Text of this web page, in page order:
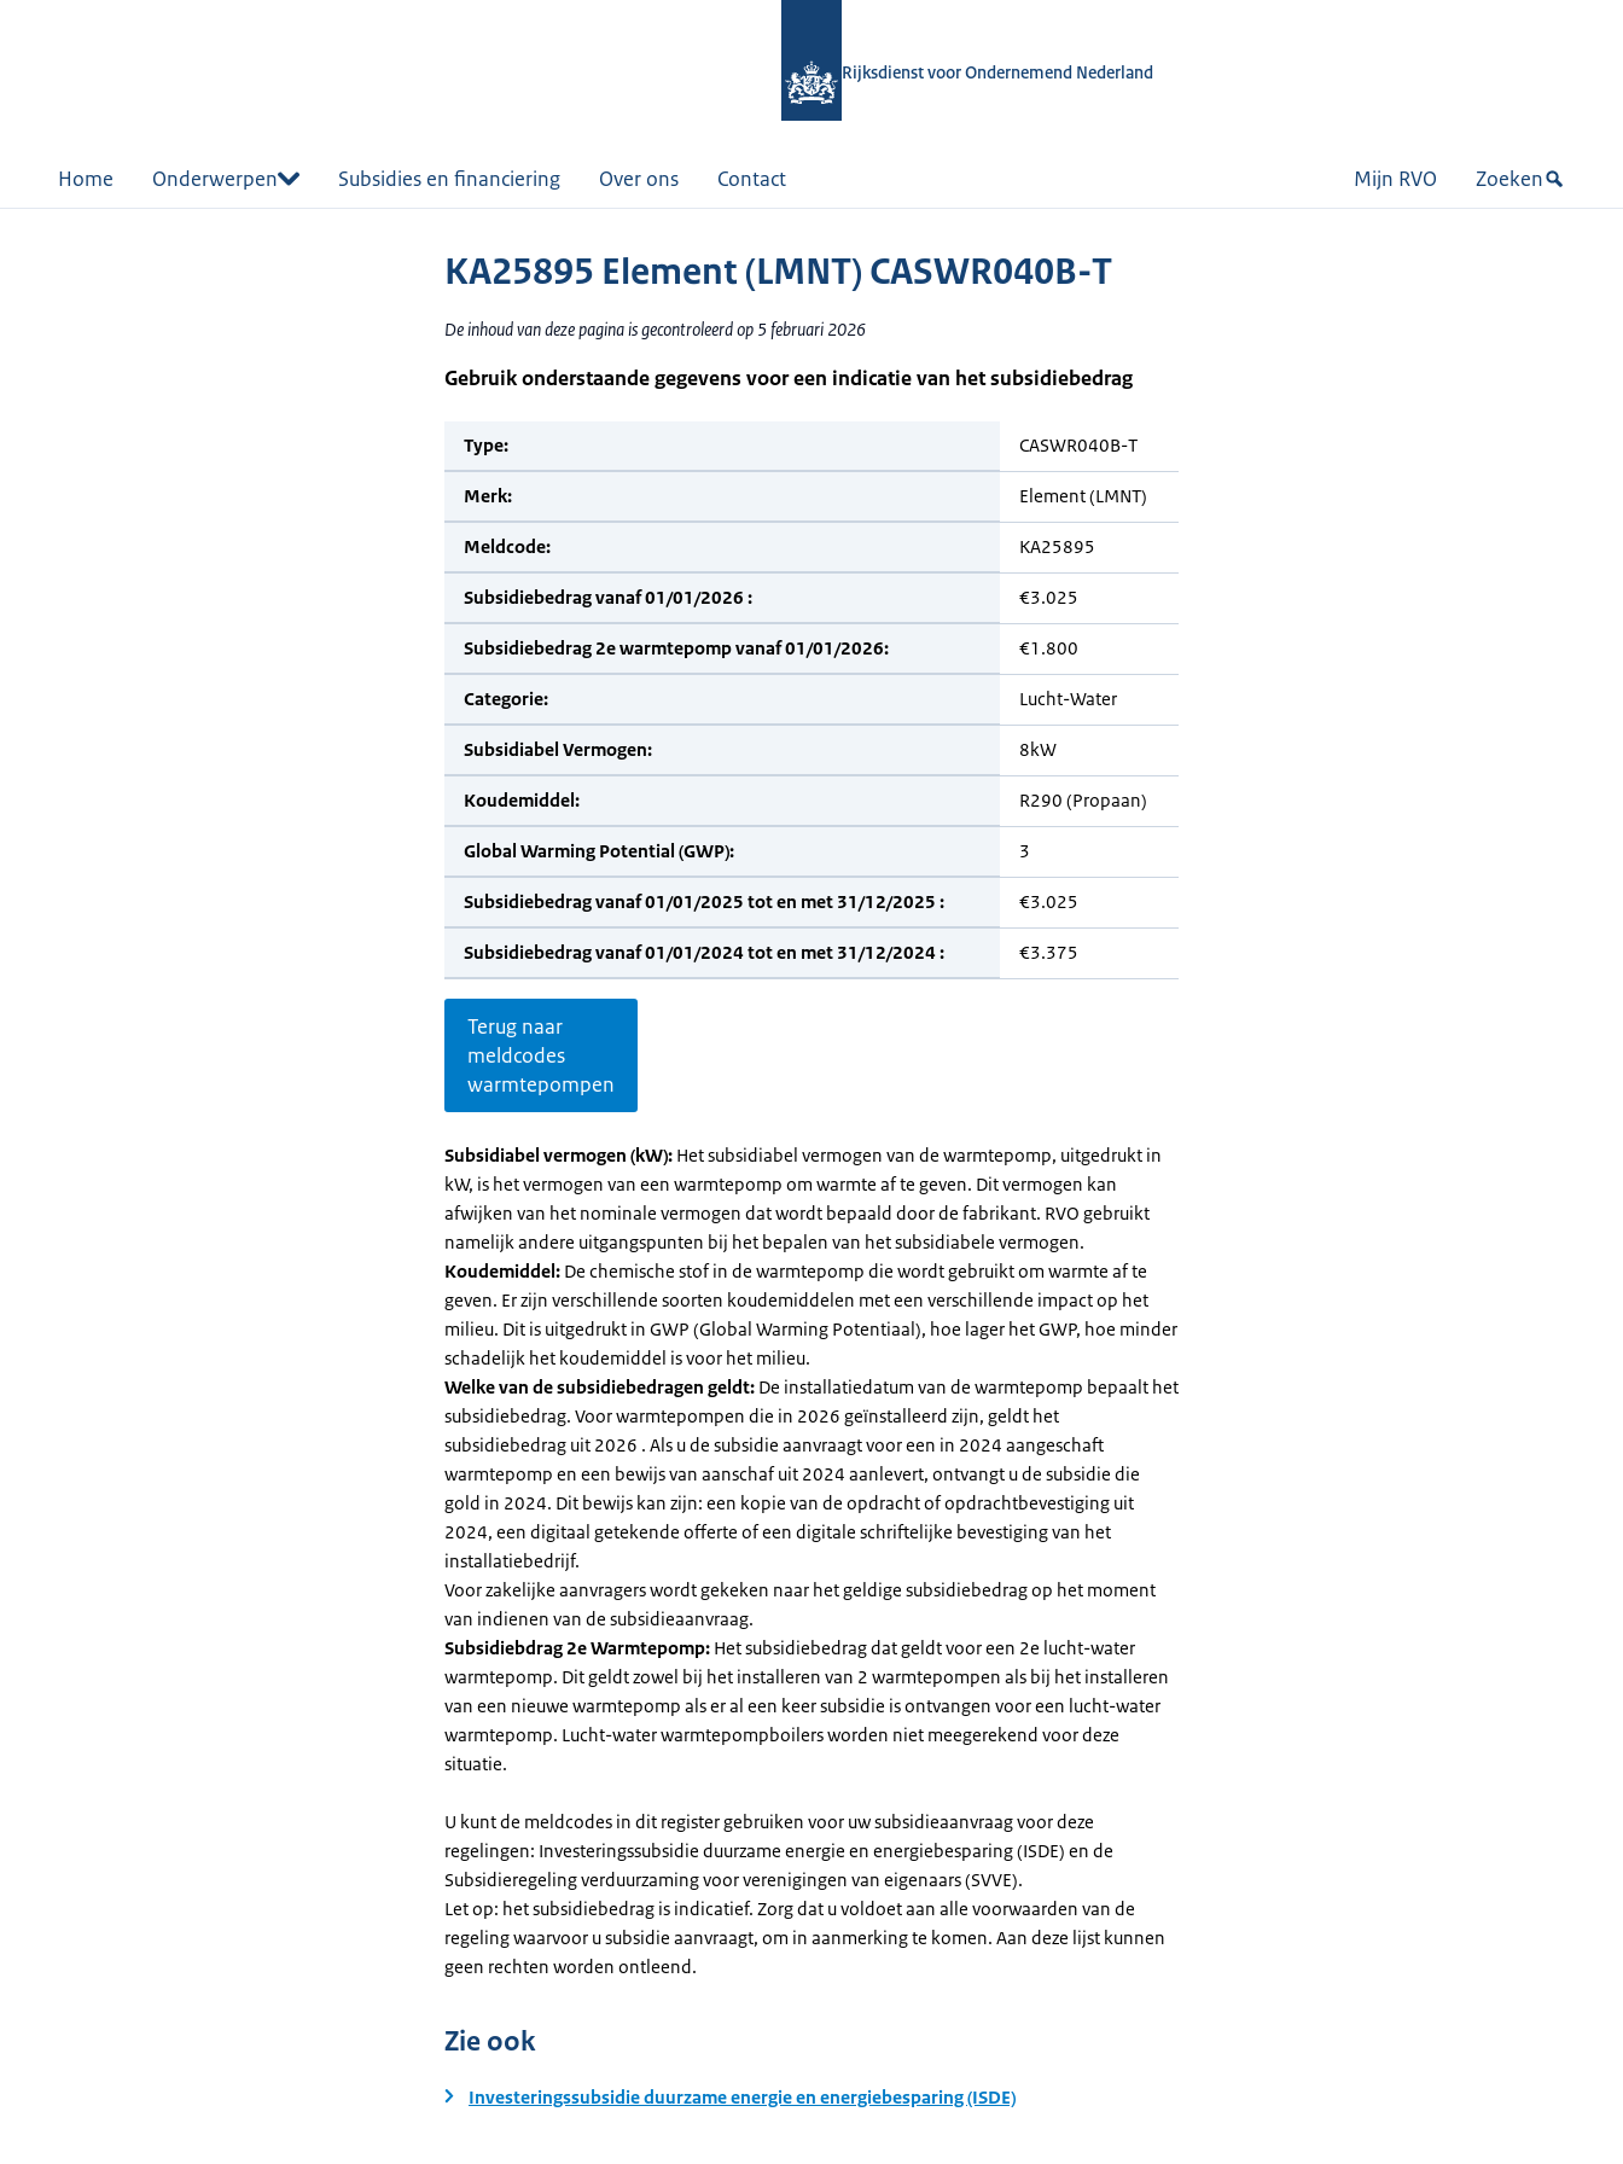
Rijksdienst voor Ondernemend Nederland
Home Onderwerpen Subsidies en financiering Over ons Contact Mijn RVO Zoeken
KA25895 Element (LMNT) CASWR040B-T
De inhoud van deze pagina is gecontroleerd op 5 februari 2026
Gebruik onderstaande gegevens voor een indicatie van het subsidiebedrag
Type: CASWR040B-T
Merk: Element (LMNT)
Meldcode: KA25895
Subsidiebedrag vanaf 01/01/2026 : €3.025
Subsidiebedrag 2e warmtepomp vanaf 01/01/2026: €1.800
Categorie: Lucht-Water
Subsidiabel Vermogen: 8kW
Koudemiddel: R290 (Propaan)
Global Warming Potential (GWP): 3
Subsidiebedrag vanaf 01/01/2025 tot en met 31/12/2025 : €3.025
Subsidiebedrag vanaf 01/01/2024 tot en met 31/12/2024 : €3.375
Terug naar
meldcodes
warmtepompen
Subsidiabel vermogen (kW): Het subsidiabel vermogen van de warmtepomp, uitgedrukt in
kW, is het vermogen van een warmtepomp om warmte af te geven. Dit vermogen kan
afwijken van het nominale vermogen dat wordt bepaald door de fabrikant. RVO gebruikt
namelijk andere uitgangspunten bij het bepalen van het subsidiabele vermogen.
Koudemiddel: De chemische stof in de warmtepomp die wordt gebruikt om warmte af te
geven. Er zijn verschillende soorten koudemiddelen met een verschillende impact op het
milieu. Dit is uitgedrukt in GWP (Global Warming Potentiaal), hoe lager het GWP, hoe minder
schadelijk het koudemiddel is voor het milieu.
Welke van de subsidiebedragen geldt: De installatiedatum van de warmtepomp bepaalt het
subsidiebedrag. Voor warmtepompen die in 2026 geïnstalleerd zijn, geldt het
subsidiebedrag uit 2026 . Als u de subsidie aanvraagt voor een in 2024 aangeschaft
warmtepomp en een bewijs van aanschaf uit 2024 aanlevert, ontvangt u de subsidie die
gold in 2024. Dit bewijs kan zijn: een kopie van de opdracht of opdrachtbevestiging uit
2024, een digitaal getekende offerte of een digitale schriftelijke bevestiging van het
installatiebedrijf.
Voor zakelijke aanvragers wordt gekeken naar het geldige subsidiebedrag op het moment
van indienen van de subsidieaanvraag.
Subsidiebdrag 2e Warmtepomp: Het subsidiebedrag dat geldt voor een 2e lucht-water
warmtepomp. Dit geldt zowel bij het installeren van 2 warmtepompen als bij het installeren
van een nieuwe warmtepomp als er al een keer subsidie is ontvangen voor een lucht-water
warmtepomp. Lucht-water warmtepompboilers worden niet meegerekend voor deze
situatie.
U kunt de meldcodes in dit register gebruiken voor uw subsidieaanvraag voor deze
regelingen: Investeringssubsidie duurzame energie en energiebesparing (ISDE) en de
Subsidieregeling verduurzaming voor verenigingen van eigenaars (SVVE).
Let op: het subsidiebedrag is indicatief. Zorg dat u voldoet aan alle voorwaarden van de
regeling waarvoor u subsidie aanvraagt, om in aanmerking te komen. Aan deze lijst kunnen
geen rechten worden ontleend.
Zie ook
Investeringssubsidie duurzame energie en energiebesparing (ISDE)